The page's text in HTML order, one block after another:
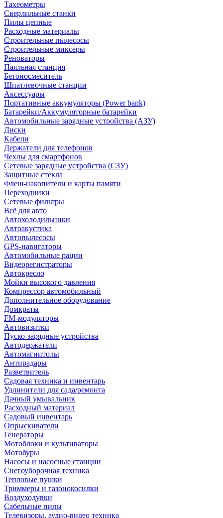
Тахеометры
Сверлильные станки
Пилы цепные
Расходные материалы
Строительные пылесосы
Строительные миксеры
Реноваторы
Паяльная станция
Бетоносмеситель
Шпатлевочные станции
Аксессуары
Портативные аккумуляторы (Power bank)
Батарейки/Аккумуляторные батарейки
Автомобильные зарядные устройства (АЗУ)
Диски
Кабели
Держатели для телефонов
Чехлы для смартфонов
Сетевые зарядные устройства (СЗУ)
Защитные стекла
Флеш-накопители и карты памяти
Переходники
Сетевые фильтры
Всё для авто
Автохолодильники
Автоакустика
Автопылесосы
GPS-навигаторы
Автомобильные рации
Видеорегистраторы
Автокресло
Мойки высокого давления
Компрессор автомобильный
Дополнительное оборудование
Домкраты
FM-модуляторы
Автовизитки
Пуско-зарядные устройства
Автодержатели
Автомагнитолы
Антирадары
Разветвитель
Садовая техника и инвентарь
Удлинители для сада/ремонта
Дачный умывальник
Расходный материал
Садовый инвентарь
Опрыскиватели
Генераторы
Мотоблоки и культиваторы
Мотобуры
Насосы и насосные станции
Снегоуборочная техника
Тепловые пушки
Триммеры и газонокосилки
Воздуходувки
Сабельные пилы
Телевизоры, аудио-видео техника